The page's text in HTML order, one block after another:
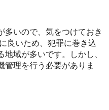
多いので、気をつけておき
良いため、犯罪に巻き込
域が多いです。しかし、
管理を行う必要がありま